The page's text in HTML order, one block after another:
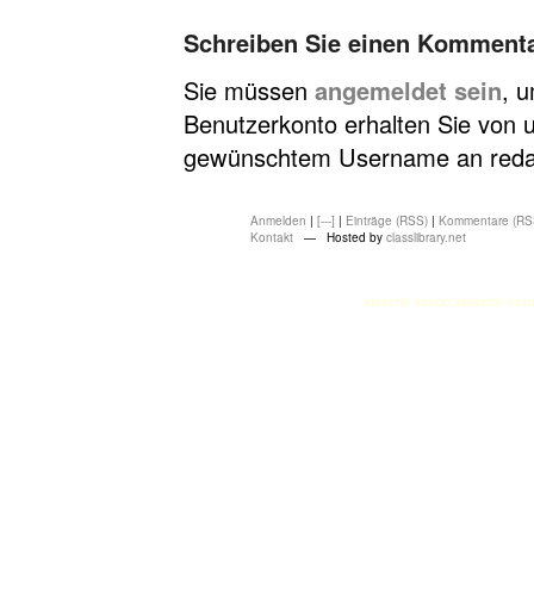
Schreiben Sie einen
Sie müssen angemeldet sein,
Benutzerkonto erhalten Sie von
gewünschtem Username an
Anmelden | [---] | Einträge (RSS) | Kommentare
Kontakt — Hosted by classlibrary.net
atasehir escort atasehir